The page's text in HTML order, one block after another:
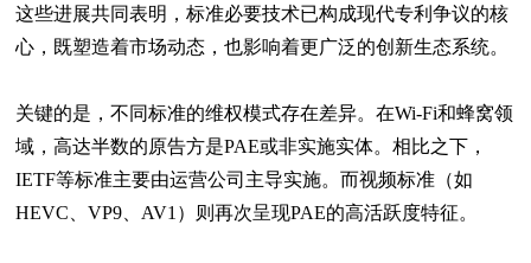
这些进展共同表明，标准必要技术已构成现代专利争议的核
心，既塑造着市场动态，也影响着更广泛的创新生态系统。
关键的是，不同标准的维权模式存在差异。在Wi-Fi和蜂窝领
域，高达半数的原告方是PAE或非实施实体。相比之下，
IETF等标准主要由运营公司主导实施。而视频标准（如
HEVC、VP9、AV1）则再次呈现PAE的高活跃度特征。